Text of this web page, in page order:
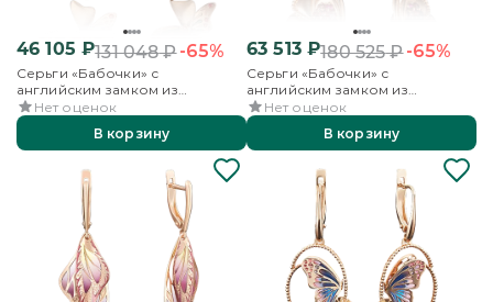
46 105 ₽131 048₽-65%
Серьги «Бабочки» с
английским замком из
красного золота с эмалью
Нет оценок
В корзину
63 513₽180 525₽-65%
Серьги «Бабочки» с
английским замком из
красного золота с фианитами и
эмалью
Нет оценок
В корзину